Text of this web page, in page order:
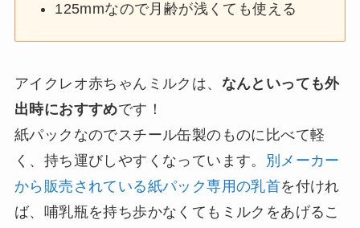
125mmなので月齢が浅くても使える
アイクレオ赤ちゃんミルクは、 なんといっても外
出時におすすめです！
紙パックなのでスチール缶製のものに比べて軽
く、持ち運びしやすくなっています。
別メーカー
から販売されている紙パック専用の乳首を付けれ
ば、哺乳瓶を持ち歩かなくてもミルクをあげるこ